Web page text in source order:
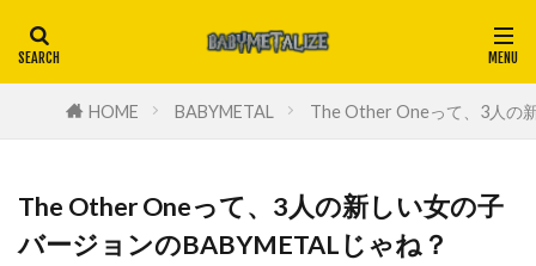
HOME BABYMETAL The Other Oneって、3人の
The Other Oneって、3人の新しい女の子
バージョンのBABYMETALじゃね？